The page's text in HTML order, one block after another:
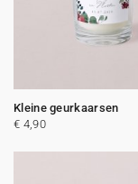
Kleine geurkaarsen
€ 4,90